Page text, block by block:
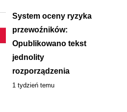
System oceny ryzyka
przewoźników:
Opublikowano tekst
jednolity
rozporządzenia
1 tydzień temu